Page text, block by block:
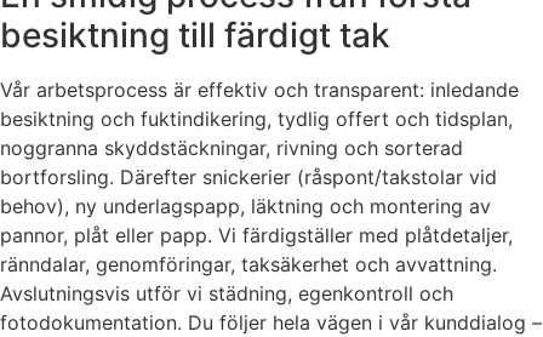
besiktning till färdigt tak
Vår arbetsprocess är effektiv och transparent: inledande
besiktning och fuktindikering, tydlig offert och tidsplan,
noggranna skyddstäckningar, rivning och sorterad
bortforsling. Därefter snickerier (råspont/takstolar vid
behov), ny underlagspapp, läktning och montering av
pannor, plåt eller papp. Vi färdigställer med plåtdetaljer,
ränndalar, genomföringar, taksäkerhet och avvattning.
Avslutningsvis utför vi städning, egenkontroll och
fotodokumentation. Du följer hela vägen i vår kunddialog –